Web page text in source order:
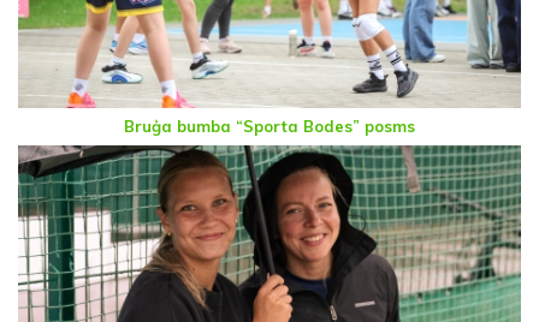
Bruģa bumba “Sporta Bodes” posms